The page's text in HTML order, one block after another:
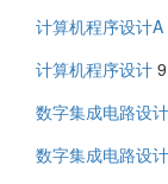
计算机程序设计A
计算机程序设计
数字集成电路设计
数字集成电路设计